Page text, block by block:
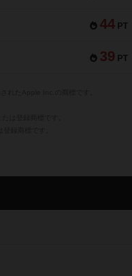
44 PT
39 PT